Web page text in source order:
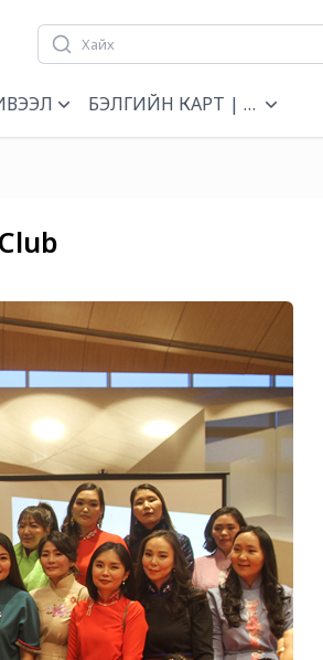
БЭЛГИЙН КАРТ | GIFT CARD